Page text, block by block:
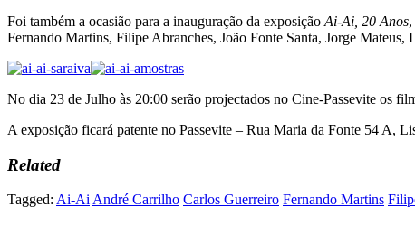
Foi também a ocasião para a inauguração da exposição Ai-Ai, 20 Anos
Fernando Martins, Filipe Abranches, João Fonte Santa, Jorge
No dia 23 de Julho às 20:00 serão projectados no Cine-Passevite os
A exposição ficará patente no Passevite – Rua Maria da Fonte 54 A,
Related
Tagged: Ai-Ai André Carrilho Carlos Guerreiro Fernando Martins